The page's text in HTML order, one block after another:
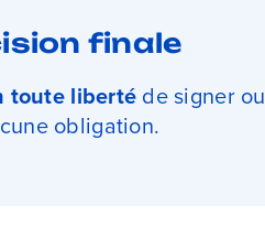
finale
toute liberté de signer ou
obligation.